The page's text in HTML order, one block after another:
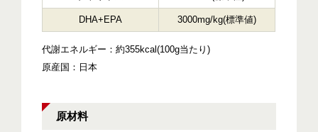
DHA+EPA 3000mg/kg(標準値)
代謝エネルギー：約355kcal(100g当たり)
原産国：日本
原材料